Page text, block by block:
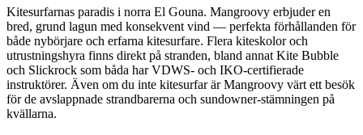
Kitesurfarnas paradis i norra El Gouna. Mangroovy erbjuder en
bred, grund lagun med konsekvent vind — perfekta förhållanden för
både nybörjare och erfarna kitesurfare. Flera kiteskolor och
utrustningshyra finns direkt på stranden, bland annat Kite Bubble
och Slickrock som båda har VDWS- och IKO-certifierade
instruktörer. Även om du inte kitesurfar är Mangroovy värt ett besök
för de avslappnade strandbarerna och sundowner-stämningen på
kvällarna.